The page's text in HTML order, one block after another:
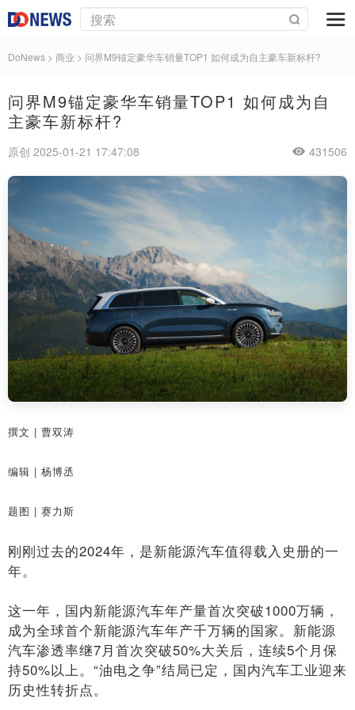
DoNews > 商业 > 问界M9锚定豪华车销量TOP1 如何成为自主豪车新标杆?
问界M9锚定豪华车销量TOP1 如何成为自
主豪车新标杆?
原创 2025-01-21 17:47:08 431506
撰文 | 曹双涛
编辑 | 杨博丞
题图 | 赛力斯
刚刚过去的2024年，是新能源汽车值得载入史册的一
年。
这一年，国内新能源汽车年产量首次突破1000万辆，
成为全球首个新能源汽车年产千万辆的国家。新能源
汽车渗透率继7月首次突破50%大关后，连续5个月保
持50%以上。“油电之争”结局已定，国内汽车工业迎来
历史性转折点。